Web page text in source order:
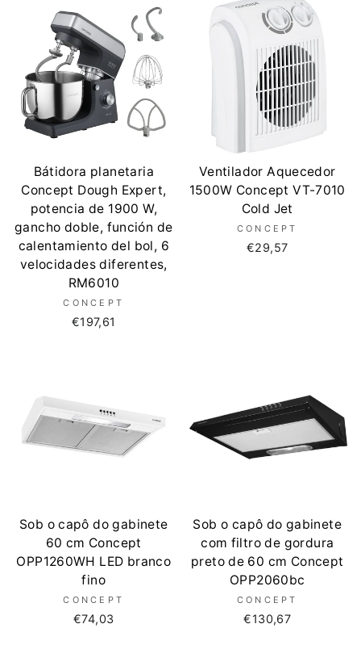
Bátidora planetaria
Concept Dough Expert,
potencia de 1900 W,
gancho doble, función de
calentamiento del bol, 6
velocidades diferentes,
RM6010
CONCEPT
€197,61
Ventilador Aquecedor
1500W Concept VT-7010
Cold Jet
CONCEPT
€29,57
Sob o capô do gabinete
60 cm Concept
OPP1260WH LED branco
fino
CONCEPT
€74,03
Sob o capô do gabinete
com filtro de gordura
preto de 60 cm Concept
OPP2060bc
CONCEPT
€130,67